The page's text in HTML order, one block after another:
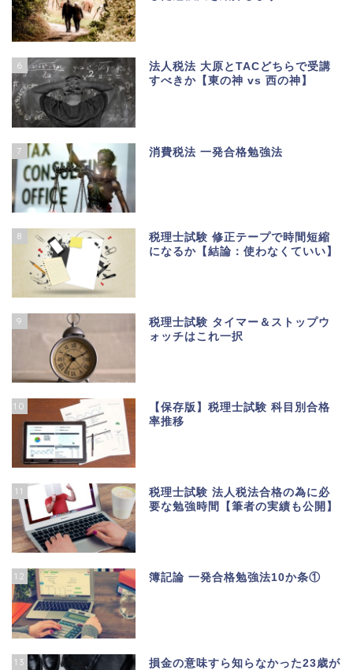
6
法人税法 大原とTACどちらで受講
すべきか【東の神 vs 西の神】
7 消費税法 一発合格勉強法
8
税理士試験 修正テープで時間短縮
になるか【結論：使わなくていい】
9
税理士試験 タイマー＆ストップウ
ォッチはこれ一択
10
【保存版】税理士試験 科目別合格
率推移
11
税理士試験 法人税法合格の為に必
要な勉強時間【筆者の実績も公開】
12 簿記論 一発合格勉強法10か条①
13
損金の意味すら知らなかった23歳が